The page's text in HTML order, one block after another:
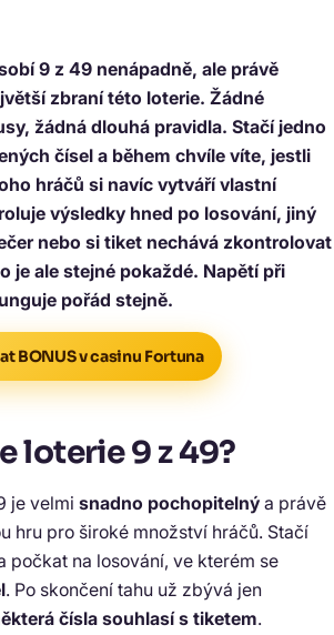
9 z 49 nenápadně, ale právě
zbraní této loterie. Žádné
žádná dlouhá pravidla. Stačí jedno
čísel a během chvíle víte, jestli
hráčů si navíc vytváří vlastní
výsledky hned po losování, jiný
nebo si tiket nechává zkontrolovat
je ale stejné pokaždé. Napětí při
pořád stejně.
BONUS v casinu Fortuna
loterie 9 z 49?
je velmi snadno pochopitelný a právě
hru pro široké množství hráčů. Stačí
počkat na losování, ve kterém se
. Po skončení tahu už zbývá jen
čísla souhlasí s tiketem.